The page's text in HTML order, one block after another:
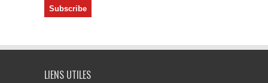
LIENS UTILES